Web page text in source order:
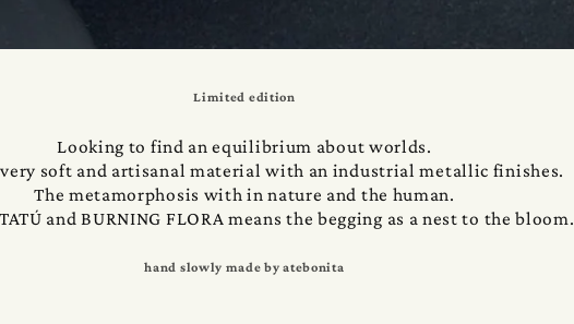
Limited edition
Looking to find an equilibrium about worlds.
soft and artisanal material with an industrial metallic finishes.
The metamorphosis with in nature and the human.
and BURNING FLORA means the begging as a nest to the bloom.
hand slowly made by atebonita